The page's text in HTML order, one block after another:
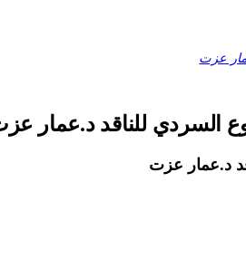
عزت
السردي للناقد د.عمار
د.عمار عزت